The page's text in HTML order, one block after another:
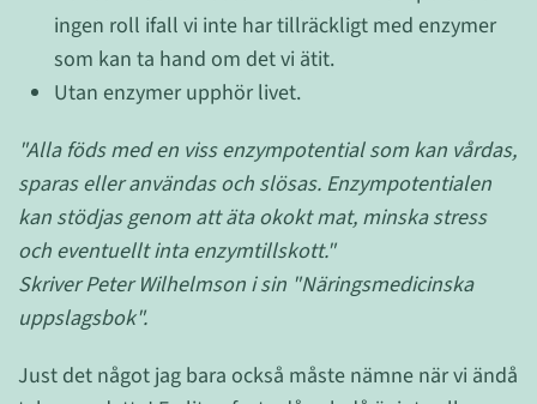
ingen roll ifall vi inte har tillräckligt med enzymer
som kan ta hand om det vi ätit.
Utan enzymer upphör livet.
"Alla föds med en viss enzympotential som kan vårdas,
sparas eller användas och slösas. Enzympotentialen
kan stödjas genom att äta okokt mat, minska stress
och eventuellt inta enzymtillskott."
Skriver Peter Wilhelmson i sin "Näringsmedicinska
uppslagsbok".
Just det något jag bara också måste nämne när vi ändå